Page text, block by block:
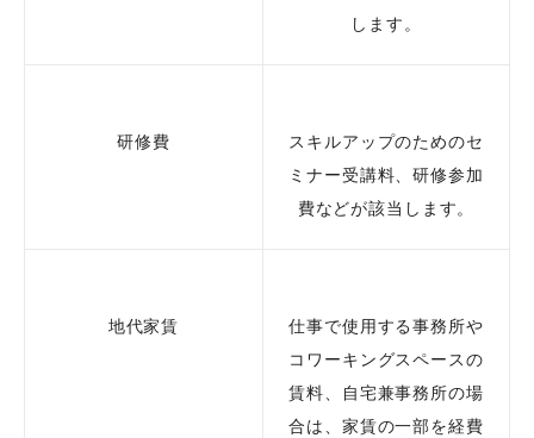
します。
研修費
スキルアップのためのセ
ミナー受講料、研修参加
費などが該当します。
地代家賃
仕事で使用する事務所や
コワーキングスペースの
賃料、自宅兼事務所の場
合は、家賃の一部を経費